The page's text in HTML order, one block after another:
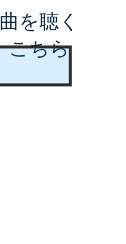
曲を聴く
こちら